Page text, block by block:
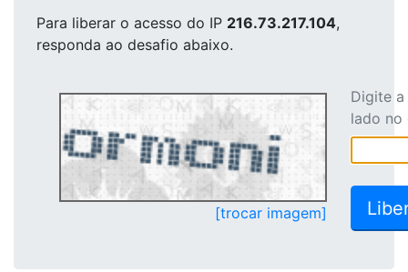
Para liberar o acesso do IP 216.73.217.104,
responda ao desafio abaixo.
[trocar imagem]
Digite
lado no